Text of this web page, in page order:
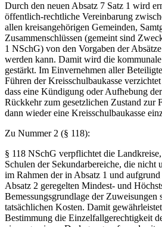
Durch den neuen Absatz 7 Satz 1 wird
öffentlich-rechtliche Vereinbarung
allen kreisangehörigen Gemeinden,
Zusammenschlüssen (gemeint sind
1 NSchG) von den Vorgaben der
werden kann. Damit wird die
gestärkt. Im Einvernehmen aller
Führen der Kreisschulbaukasse
dass eine Kündigung oder Aufhebung
Rückkehr zum gesetzlichen Zustand zur
dann wieder eine Kreisschulbaukasse
Zu Nummer 2 (§ 118):
§ 118 NSchG verpflichtet die
Schulen der Sekundarbereiche, die nicht
im Rahmen der in Absatz 1 und
Absatz 2 geregelten Mindest- und
Bemessungsgrundlage der Zuweisungen
tatsächlichen Kosten. Damit
Bestimmung die Einzelfallgerechtigkeit